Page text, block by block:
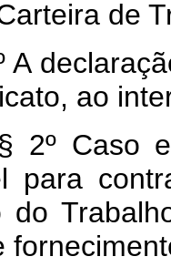
de
ao
exista
para
do